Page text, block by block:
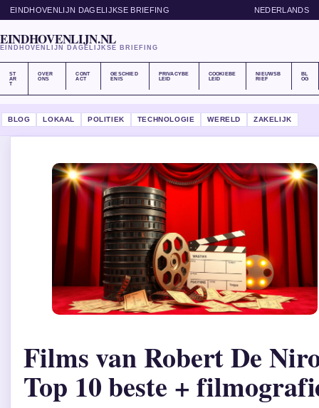
EINDHOVENLIJN DAGELIJKSE BRIEFING NEDERLANDS
EINDHOVENLIJN.NL
EINDHOVENLIJN DAGELIJKSE BRIEFING
ST
AR
T
OVER
ONS
CONT
ACT
GESCHIED
ENIS
PRIVACYBE
LEID
COOKIEBE
LEID
NIEUWSB
RIEF
BL
OG
BLOG LOKAAL POLITIEK TECHNOLOGIE WERELD ZAKELIJK
Films van Robert De
Top 10 beste +